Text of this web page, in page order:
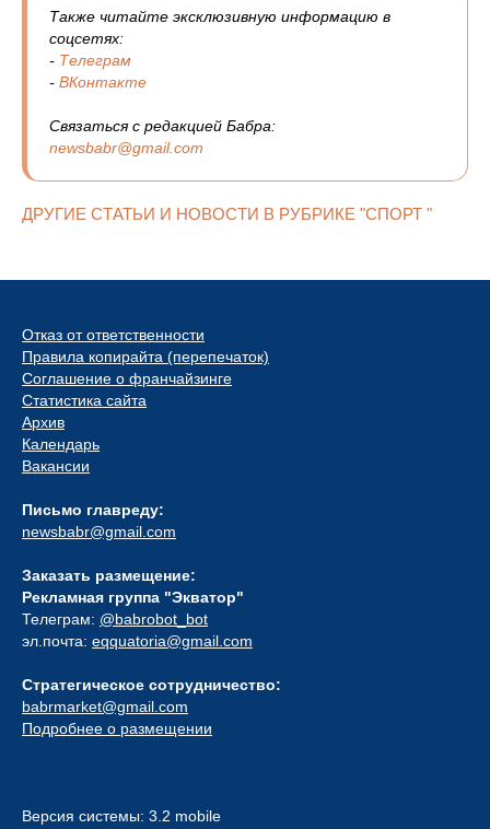
Также читайте эксклюзивную информацию в
соцсетях:
- Телеграм
- ВКонтакте
Связаться с редакцией Бабра:
newsbabr@gmail.com
ДРУГИЕ СТАТЬИ И НОВОСТИ В РУБРИКЕ "СПОРТ "
Отказ от ответственности
Правила копирайта (перепечаток)
Соглашение о франчайзинге
Статистика сайта
Архив
Календарь
Вакансии
Письмо главреду:
newsbabr@gmail.com
Заказать размещение:
Рекламная группа "Экватор"
Телеграм: @babrobot_bot
эл.почта: eqquatoria@gmail.com
Стратегическое сотрудничество:
babrmarket@gmail.com
Подробнее о размещении
Версия системы: 3.2 mobile